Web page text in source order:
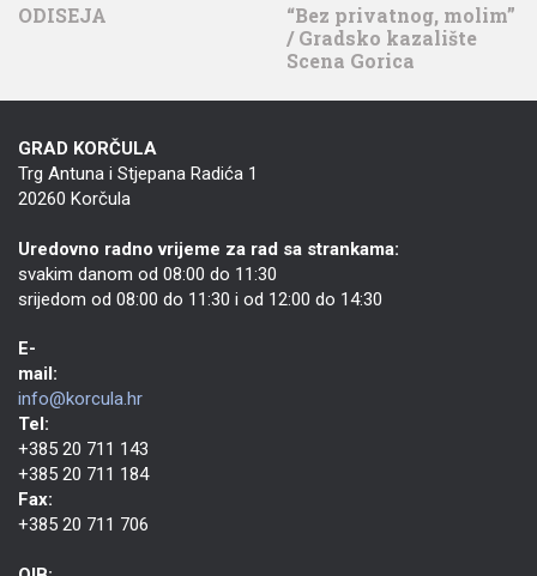
ODISEJA
“Bez privatnog, molim”
/ Gradsko kazalište
Scena Gorica
GRAD KORČULA
Trg Antuna i Stjepana Radića 1
20260 Korčula
Uredovno radno vrijeme za rad sa strankama:
svakim danom od 08:00 do 11:30
srijedom od 08:00 do 11:30 i od 12:00 do 14:30
E-
mail:
info@korcula.hr
Tel:
+385 20 711 143
+385 20 711 184
Fax:
+385 20 711 706